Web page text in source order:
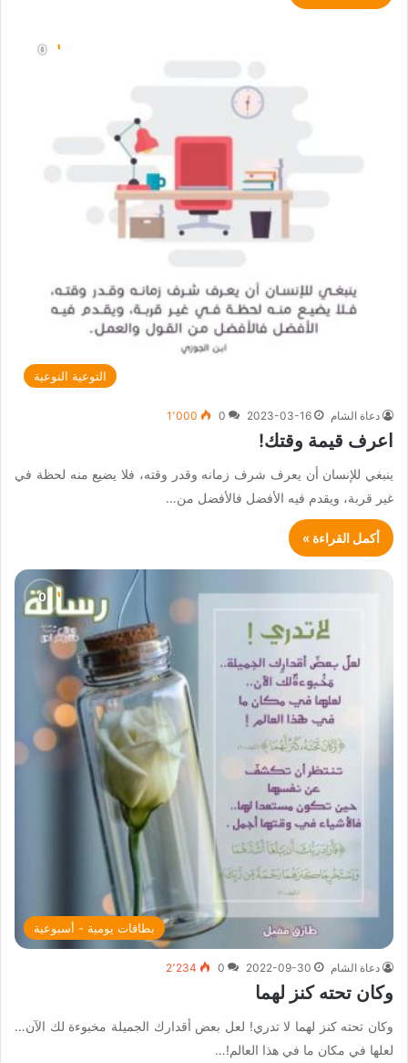
التوعية النوعية
دعاة الشام 2023-03-16
0 1٬000
اعرف قيمة وقتك!
ينبغي للإنسان أن يعرف شرف زمانه وقدر وقته، فلا يضيع منه لحظة في
غير قربة، ويقدم فيه الأفضل فالأفضل من…
أكمل القراءة »
بطاقات يومية - أسبوعية
دعاة الشام 2022-09-30
0 2٬234
وكان تحته كنز لهما
وكان تحته كنز لهما لا تدري! لعل بعض أقدارك الجميلة مخبوءة لك الآن…
لعلها في مكان ما في هذا العالم!…